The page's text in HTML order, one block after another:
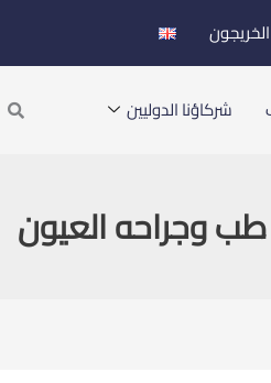
الخريجون
شركاؤنا الدوليين Search
وجراحه العيون